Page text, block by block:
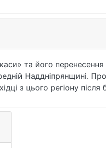
та його перенесення
Наддніпрянщині.
з цього регіону після